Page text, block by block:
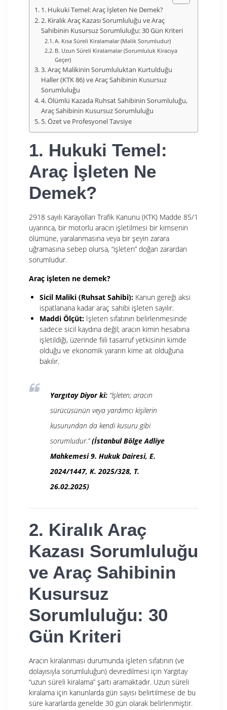
1. Hukuki Temel: Araç İşleten Ne Demek?
2. Kiralık Araç Kazası Sorumluluğu ve Araç
Sahibinin Kusursuz Sorumluluğu: 30 Gün Kriteri
A. Kısa Süreli Kiralamalar (Malik Sorumludur)
B. Uzun Süreli Kiralamalar (Sorumluluk Kiracıya
Geçer)
3. Araç Malikinin Sorumluluktan Kurtulduğu
Haller (KTK 86) ve Araç Sahibinin Kusursuz
Sorumluluğu
4. Ölümlü Kazada Ruhsat Sahibinin Sorumluluğu,
Araç Sahibinin Kusursuz Sorumluluğu
5. Özet ve Profesyonel Tavsiye
1. Hukuki Temel:
Araç İşleten Ne
Demek?
2918 sayılı Karayolları Trafik Kanunu (KTK) Madde 85/1
uyarınca, bir motorlu aracın işletilmesi bir kimsenin
ölümüne, yaralanmasına veya bir şeyin zarara
uğramasına sebep olursa, “işleten” doğan zarardan
sorumludur.
Araç işleten ne demek?
Sicil Maliki (Ruhsat Sahibi): Kanun gereği aksi
ispatlanana kadar araç sahibi işleten sayılır.
Maddi Ölçüt: İşleten sıfatının belirlenmesinde
sadece sicil kaydına değil; aracın kimin hesabına
işletildiği, üzerinde fiili tasarruf yetkisinin kimde
olduğu ve ekonomik yararın kime ait olduğuna
bakılır.
Yargıtay Diyor ki: “İşleten; aracın
sürücüsünün veya yardımcı kişilerin
kusurundan da kendi kusuru gibi
sorumludur.”(İstanbul Bölge Adliye
Mahkemesi 9. Hukuk Dairesi, E.
2024/1447, K. 2025/328, T.
26.02.2025)
2. Kiralık Araç
Kazası Sorumluluğu
ve Araç Sahibinin
Kusursuz
Sorumluluğu: 30
Gün Kriteri
Aracın kiralanması durumunda işleten sıfatının (ve
dolayısıyla sorumluluğun) devredilmesi için Yargıtay
“uzun süreli kiralama” şartı aramaktadır. Uzun süreli
kiralama için kanunlarda gün sayısı belirtilmese de bu
süre kararlarda genelde 30 gün olarak belirlenmiştir.